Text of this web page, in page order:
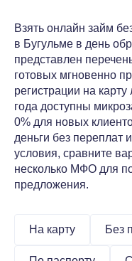
Взять онлайн займ
в Бугульме в день
представлен
готовых мгновенно
регистрации на
года доступны
0% для новых
деньги без переплат
условия, сравните
несколько МФО для
предложения.
На карту Без